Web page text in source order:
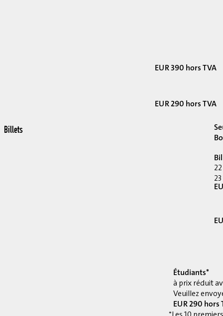
EUR 390 hors TVA
EUR 290 hors TVA
Billets
Étudiants*
à prix réduit
Veuillez
EUR 290 hors